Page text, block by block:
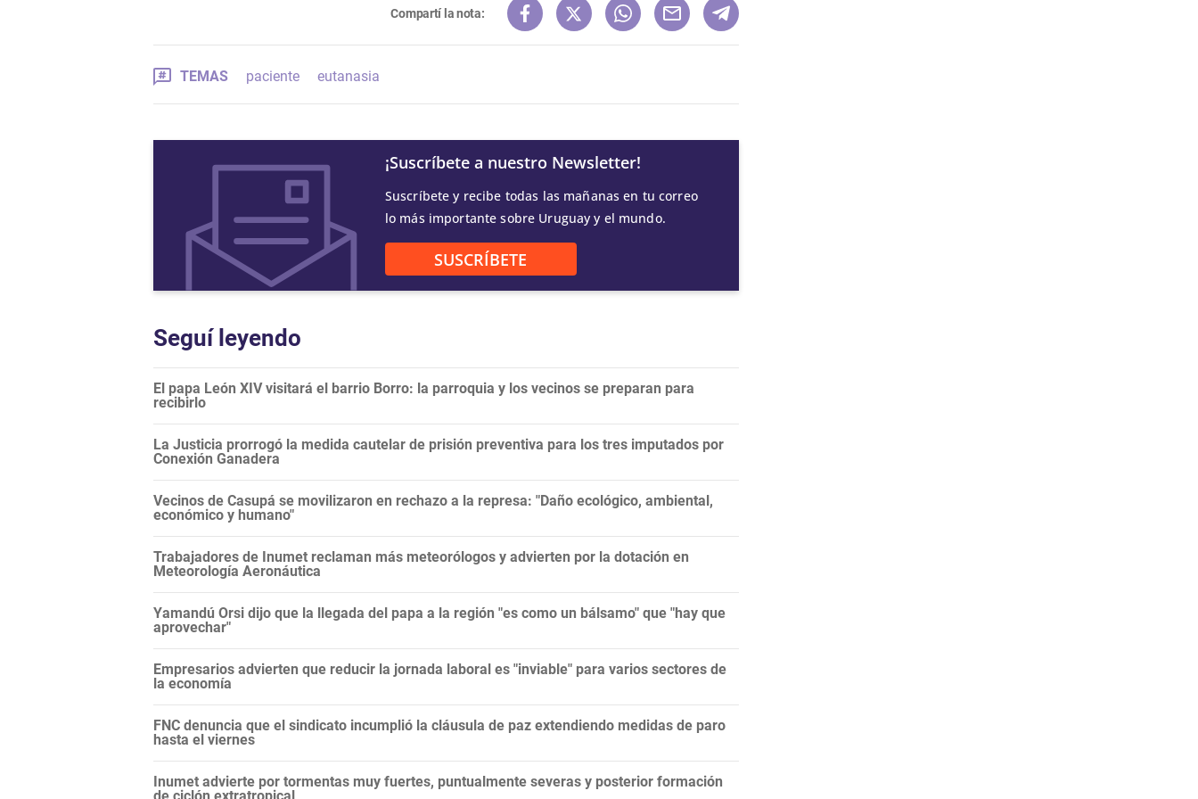
Compartí la nota:
TEMAS paciente eutanasia
¡Suscríbete a nuestro Newsletter!
Suscríbete y recibe todas las mañanas en tu correo
lo más importante sobre Uruguay y el mundo.
SUSCRÍBETE
Seguí leyendo
El papa León XIV visitará el barrio Borro: la parroquia y los vecinos se preparan para
recibirlo
La Justicia prorrogó la medida cautelar de prisión preventiva para los tres imputados por
Conexión Ganadera
Vecinos de Casupá se movilizaron en rechazo a la represa: "Daño ecológico, ambiental,
económico y humano"
Trabajadores de Inumet reclaman más meteorólogos y advierten por la dotación en
Meteorología Aeronáutica
Yamandú Orsi dijo que la llegada del papa a la región "es como un bálsamo" que "hay que
aprovechar"
Empresarios advierten que reducir la jornada laboral es "inviable" para varios sectores de
la economía
FNC denuncia que el sindicato incumplió la cláusula de paz extendiendo medidas de paro
hasta el viernes
Inumet advierte por tormentas muy fuertes, puntualmente severas y posterior formación